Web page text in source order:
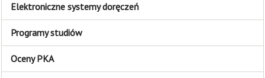
Elektroniczne systemy doręczeń
Programy studiów
Oceny PKA